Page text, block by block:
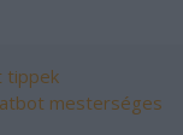
tippek
mesterséges